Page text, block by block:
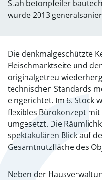
Stahlbetonpfeiler
wurde 2013
Die denkmalgeschützte
Fleischmarktseite und
originalgetreu
technischen Standards
eingerichtet. Im 6. Stock
flexibles Bürokonzept
umgesetzt. Die
spektakulären Blick auf
Gesamtnutzfläche des
Neben der